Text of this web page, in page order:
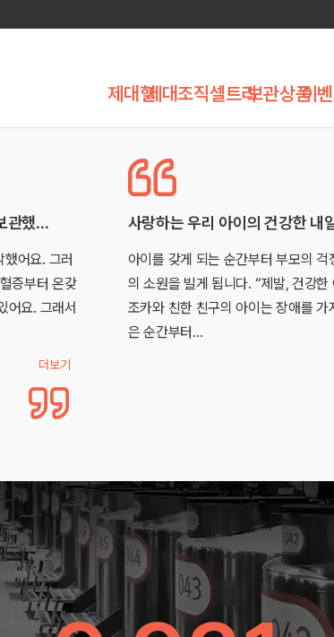
제대혈제대조직셀트리보관상품이
관했…
어요. 그러
증부터 온갖
어요. 그래서
더보기
사랑하는 우리 아이의 건강한 내
아이를 갖게 되는 순간부터 부모의
의 소원을 빌게 됩니다. “제발, 건강한
조카와 친한 친구의 아이는 장애를
은 순간부터…